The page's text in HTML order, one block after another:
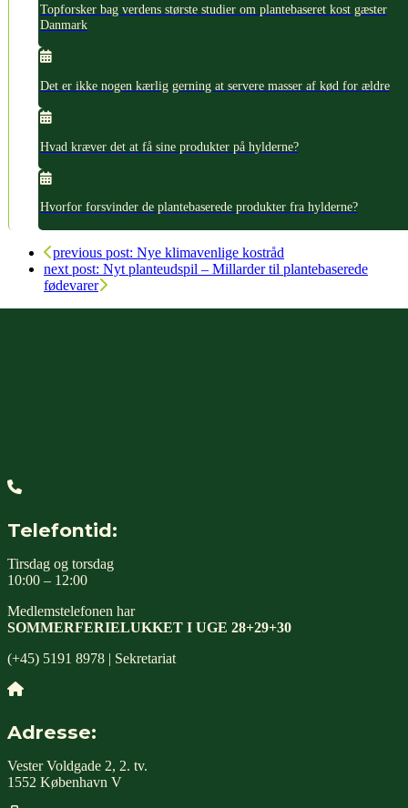
Topforsker bag verdens største studier om plantebaseret kost gæster
Danmark
Det er ikke nogen kærlig gerning at servere masser af kød for ældre
Hvad kræver det at få sine produkter på hylderne?
Hvorfor forsvinder de plantebaserede produkter fra hylderne?
previous post: Nye klimavenlige kostråd
next post: Nyt planteudspil – Millarder til plantebaserede
fødevarer
Telefontid:
Tirsdag og torsdag
10:00 – 12:00
Medlemstelefonen har
SOMMERFERIELUKKET I UGE 28+29+30
(+45) 5191 8978 | Sekretariat
Adresse:
Vester Voldgade 2, 2. tv.
1552 København V